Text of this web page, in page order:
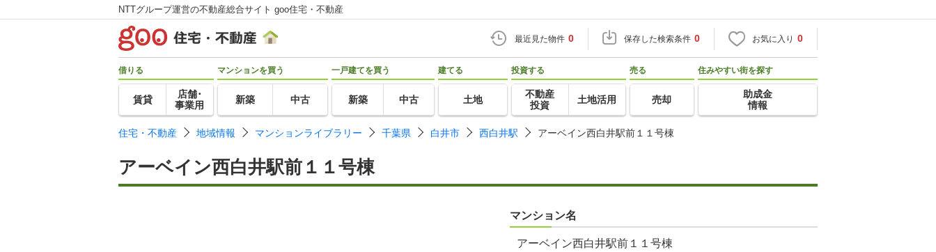
NTTグループ運営の不動産総合サイト goo住宅・不動産
最近見た物件 0 保存した検索条件 0 お気に入り 0
借りる
賃貸
店舗･
事業用
マンションを買う
新築 中古
一戸建てを買う
新築 中古
建てる
土地
投資する
不動産
投資
土地活用
売る
売却
住みやすい街を探す
助成金
情報
住宅・不動産 地域情報 マンションライブラリー 千葉県 白井市 西白井駅 アーベイン西白井駅前１１号棟
アーベイン西白井駅前１１号棟
マンション名
アーベイン西白井駅前１１号棟